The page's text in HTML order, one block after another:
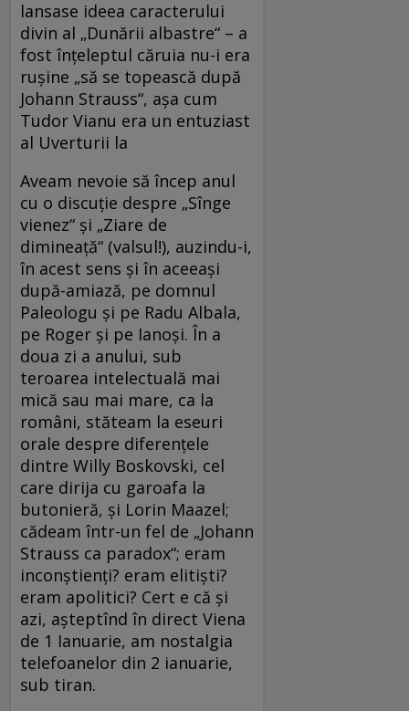
lansase ideea caracterului
divin al „Dunării albastre“ – a
fost înţeleptul căruia nu-i era
ruşine „să se topească după
Johann Strauss“, aşa cum
Tudor Vianu era un entuziast
al Uverturii la
Aveam nevoie să încep anul
cu o discuţie despre „Sînge
vienez“ şi „Ziare de
dimineaţă“ (valsul!), auzindu-i,
în acest sens şi în aceeaşi
după-amiază, pe domnul
Paleologu şi pe Radu Albala,
pe Roger şi pe Ianoşi. În a
doua zi a anului, sub
teroarea intelectuală mai
mică sau mai mare, ca la
români, stăteam la eseuri
orale despre diferenţele
dintre Willy Boskovski, cel
care dirija cu garoafa la
butonieră, şi Lorin Maazel;
cădeam într-un fel de „Johann
Strauss ca paradox“; eram
inconştienţi? eram elitişti?
eram apolitici? Cert e că şi
azi, aşteptînd în direct Viena
de 1 Ianuarie, am nostalgia
telefoanelor din 2 ianuarie,
sub tiran.